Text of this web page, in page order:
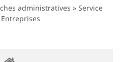
administratives » Service